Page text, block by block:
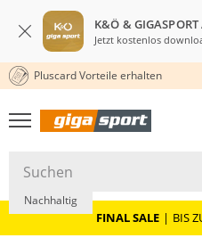
K&Ö & GIGASPORT
Jetzt kostenlos
30 TAGE
Pluscard Vorteile erhalten
GIGASTYLE
FAHRRAD­
FINAL SALE | BIS
Nachhaltig